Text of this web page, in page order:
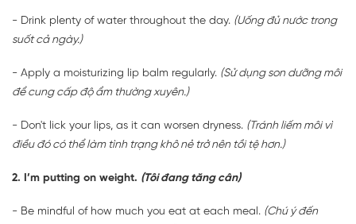
- Drink plenty of water throughout the day. (Uống đủ nước trong
suốt cả ngày.)
- Apply a moisturizing lip balm regularly. (Sử dụng son dưỡng môi
để cung cấp độ ẩm thường xuyên.)
- Don't lick your lips, as it can worsen dryness. (Tránh liếm môi vì
điều đó có thể làm tình trạng khô nẻ trở nên tồi tệ hơn.)
2. I’m putting on weight. (Tôi đang tăng cân)
- Be mindful of how much you eat at each meal. (Chú ý đến